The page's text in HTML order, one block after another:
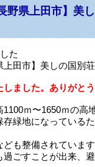
野県上田市】美
た
上田市】美しの国別
ました。ありがと
ｍ〜1650ｍの高
存緑地になっている
も整備されていま
過ごすことが出来、